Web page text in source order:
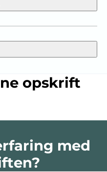
opskrift
med